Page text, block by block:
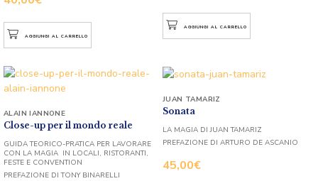
AGGIUNGI AL CARRELLO
AGGIUNGI AL CARRELLO
Close-up per il mondo reale
ALAIN IANNONE
GUIDA TEORICO-PRATICA PER LAVORARE
CON LA MAGIA IN LOCALI, RISTORANTI,
FESTE E CONVENTION
PREFAZIONE DI TONY BINARELLI
Sonata
45,00€
JUAN TAMARIZ
LA MAGIA DI JUAN TAMARIZ
PREFAZIONE DI ARTURO DE ASCANIO